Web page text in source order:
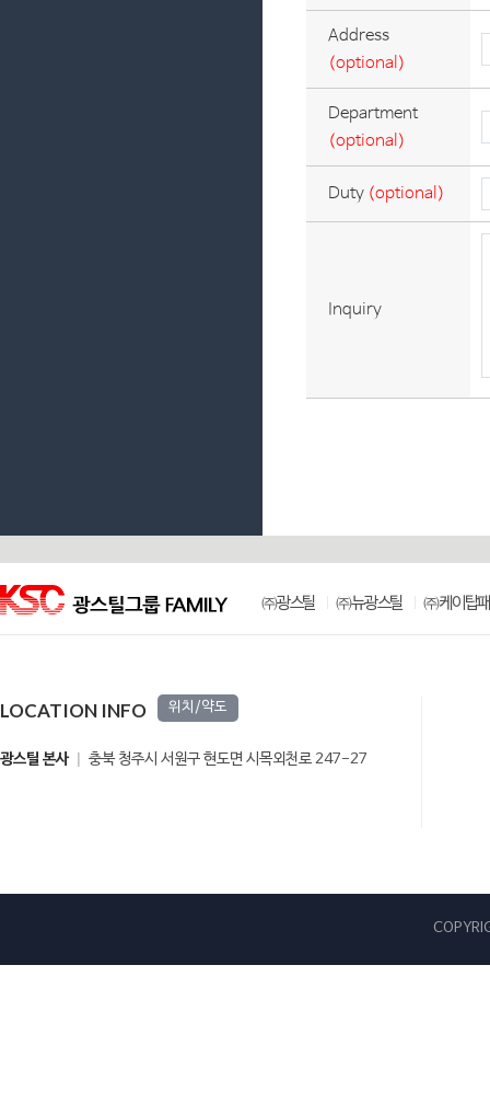
Address
(optional)
Department
(optional)
Duty (optional)
Inquiry
㈜광스틸 ㈜뉴광스틸 ㈜케이탑
LOCATION INFO 위치/약도
광스틸 본사 충북 청주시 서원구 현도면 시목외천로 247-27